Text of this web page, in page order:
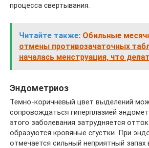
процесса свертывания.
Читайте также: Обильные
отмены противозачаточных
началась менструация, что
Эндометриоз
Темно-коричневый цвет выделений
сопровождаться гиперплазией
этого заболевания затрудняется
образуются кровяные сгустки. При
отмечается сильный неприятный запах